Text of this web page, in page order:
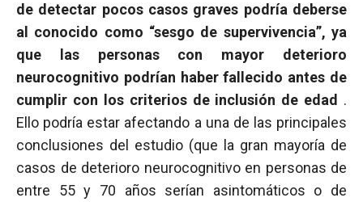
de detectar pocos casos graves podría deberse
al conocido como “sesgo de supervivencia”, ya
que las personas con mayor deterioro
neurocognitivo podrían haber fallecido antes de
cumplir con los criterios de inclusión de edad .
Ello podría estar afectando a una de las principales
conclusiones del estudio (que la gran mayoría de
casos de deterioro neurocognitivo en personas de
entre 55 y 70 años serían asintomáticos o de